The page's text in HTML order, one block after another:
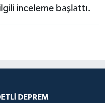
inceleme başlattı.
DEPREM